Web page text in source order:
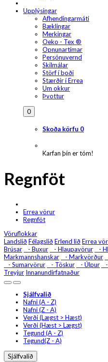
Upplýsingar
Afhendingarmáti
Bæklingar
Merkingar
Oeko - Tex ®
Opnunartímar
Persónuvernd
Skilmálar
Störf í boði
Stærðir í Errea
Um okkur
Þvottur
0
Skoða körfu 0
Karfan þín er tóm!
Regnföt
Errea vörur
Regnföt
Vöruflokkar
Landslið Félagslið Erlend lið Errea
Brúsar
- Buxur - Hlaupavörur -
Markmannshanskar
- Markvörður
- Sumarvörur
- Töskur - Úlpur
Treyjur Innanundirfatnaður
Sjálfvalið
Nafni (A - Z)
Nafni (Z - A)
Verði (Lægst > Hæst)
Verði (Hæst > Lægst)
Tegund (A - Z)
Tegund(Z - A)
Sjálfvalið